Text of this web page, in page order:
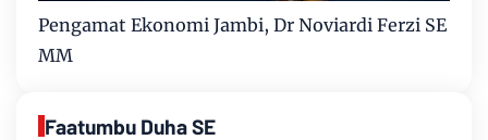
Pengamat Ekonomi Jambi, Dr Noviardi Ferzi SE
MM
Faatumbu Duha SE